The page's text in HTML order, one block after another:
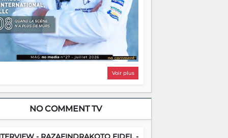
Ce n'est pas un combat de générations
c'est une question d'équipage. Partagez
réussites, mais aussi vos échecs. Surtout
échecs, d'ailleurs — ils enseignent
que n'importe quel manuel. À
la barque avance. Il faut juste
que tout le monde rame dans le
Voir plus
NO COMMENT TV